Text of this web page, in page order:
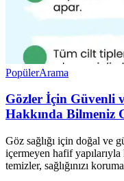
PopülerArama
Gözler İçin Güvenli
Hakkında Bilmeniz
Göz sağlığı için doğal ve
içermeyen hafif
temizler, sağlığınızı